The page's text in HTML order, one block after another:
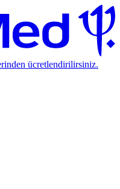
ücretlendirilirsiniz.